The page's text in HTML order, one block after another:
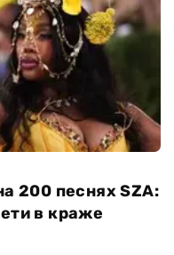
200 песнях SZA:
в краже